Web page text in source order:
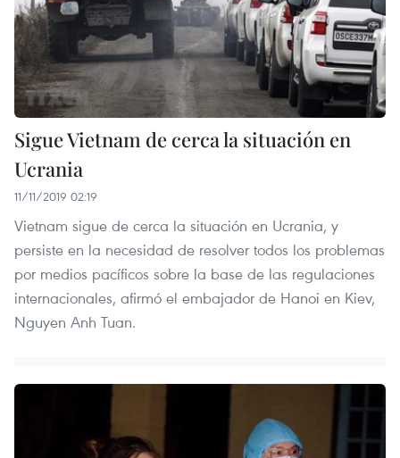
Sigue Vietnam de cerca la situación en
Ucrania
11/11/2019 02:19
Vietnam sigue de cerca la situación en Ucrania, y
persiste en la necesidad de resolver todos los problemas
por medios pacíficos sobre la base de las regulaciones
internacionales, afirmó el embajador de Hanoi en Kiev,
Nguyen Anh Tuan.